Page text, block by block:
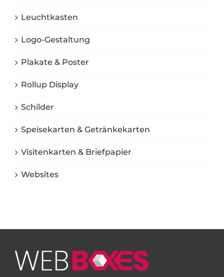
Leuchtkasten
Logo-Gestaltung
Plakate & Poster
Rollup Display
Schilder
Speisekarten & Getränkekarten
Visitenkarten & Briefpapier
Websites